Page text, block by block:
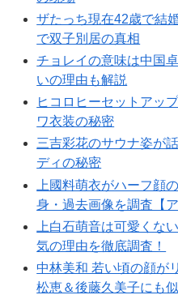
ザたっち現在42歳で結
で双子別居の真相
チョレイの意味は中国
いの理由も解説
ヒコロヒーセットアッ
ワ衣装の秘密
三吉彩花のサウナ姿が
ディの秘密
上國料萌衣がハーフ顔
身・過去画像を調査【
上白石萌音は可愛くな
気の理由を徹底調査！
中林美和 若い頃の顔が
松恵＆後藤久美子にも